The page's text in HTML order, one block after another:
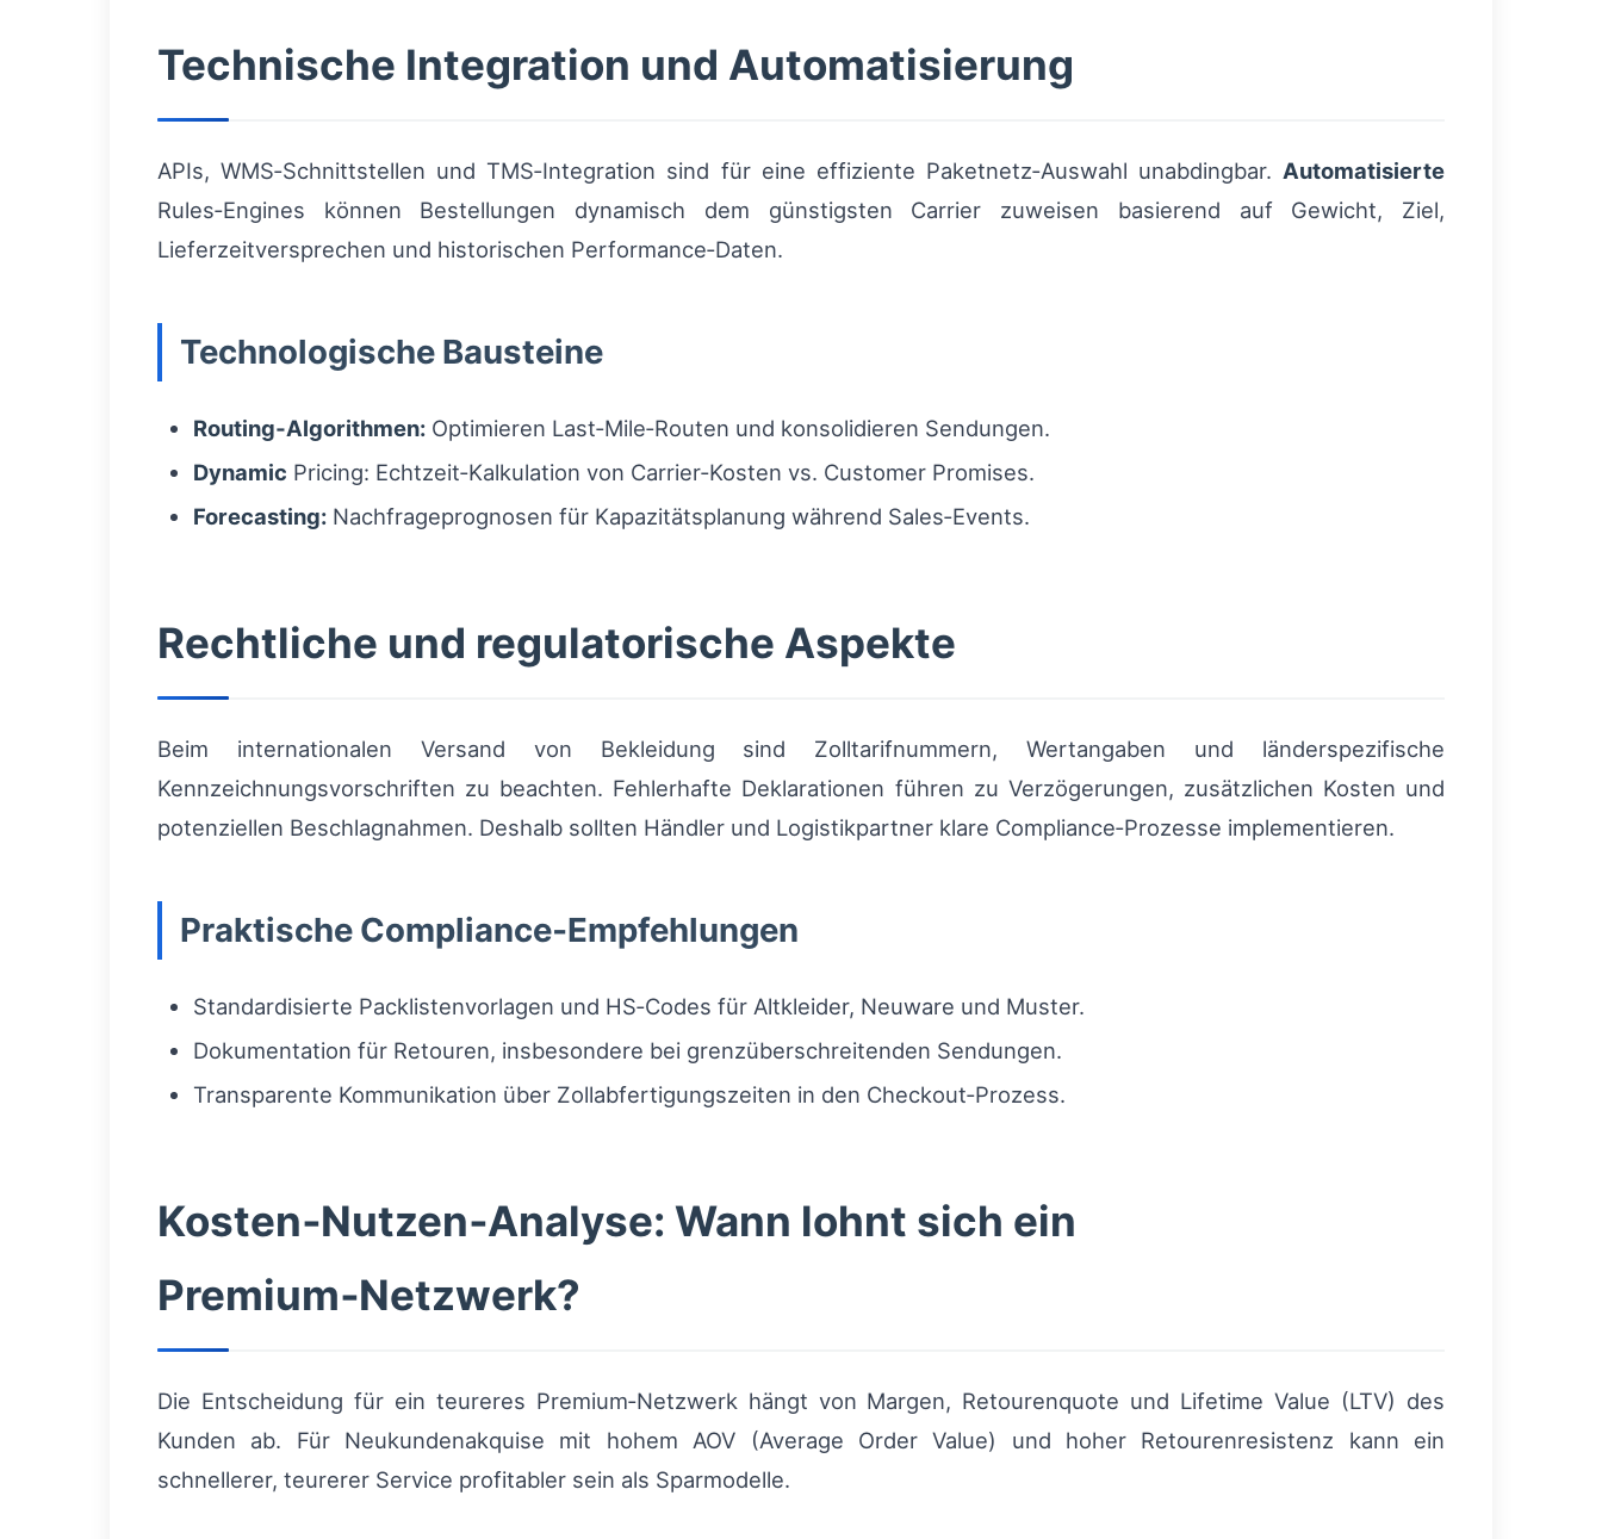
Technische Integration und Automatisierung
APIs, WMS‑Schnittstellen und TMS‑Integration sind für eine effiziente Paketnetz‑Auswahl unabdingbar. Automatisierte
Rules‑Engines können Bestellungen dynamisch dem günstigsten Carrier zuweisen basierend auf Gewicht, Ziel,
Lieferzeitversprechen und historischen Performance‑Daten.
Technologische Bausteine
Routing‑Algorithmen: Optimieren Last‑Mile‑Routen und konsolidieren Sendungen.
Dynamic Pricing: Echtzeit‑Kalkulation von Carrier‑Kosten vs. Customer Promises.
Forecasting: Nachfrageprognosen für Kapazitätsplanung während Sales‑Events.
Rechtliche und regulatorische Aspekte
Beim internationalen Versand von Bekleidung sind Zolltarifnummern, Wertangaben und länderspezifische
Kennzeichnungsvorschriften zu beachten. Fehlerhafte Deklarationen führen zu Verzögerungen, zusätzlichen Kosten und
potenziellen Beschlagnahmen. Deshalb sollten Händler und Logistikpartner klare Compliance‑Prozesse implementieren.
Praktische Compliance‑Empfehlungen
Standardisierte Packlistenvorlagen und HS‑Codes für Altkleider, Neuware und Muster.
Dokumentation für Retouren, insbesondere bei grenzüberschreitenden Sendungen.
Transparente Kommunikation über Zollabfertigungszeiten in den Checkout‑Prozess.
Kosten‑Nutzen‑Analyse: Wann lohnt sich ein
Premium‑Netzwerk?
Die Entscheidung für ein teureres Premium‑Netzwerk hängt von Margen, Retourenquote und Lifetime Value (LTV) des
Kunden ab. Für Neukundenakquise mit hohem AOV (Average Order Value) und hoher Retourenresistenz kann ein
schnellerer, teurerer Service profitabler sein als Sparmodelle.